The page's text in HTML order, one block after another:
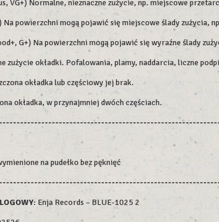
VG+) Normalne, nieznaczne zużycie, np. miejscowe
Na powierzchni mogą pojawić się miejscowe ślady zużycia,
G+) Na powierzchni mogą pojawić się wyraźne ślady
zużycie okładki. Pofalowania, plamy, naddarcia, liczne
okładka lub częściowy jej brak.
okładka, w przynajmniej dwóch częściach.
na pudełko bez pęknięć
: Enja Records – BLUE-1025 2